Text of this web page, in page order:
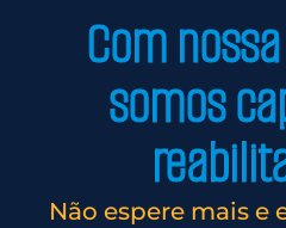
Com
somos
Não espere mais e